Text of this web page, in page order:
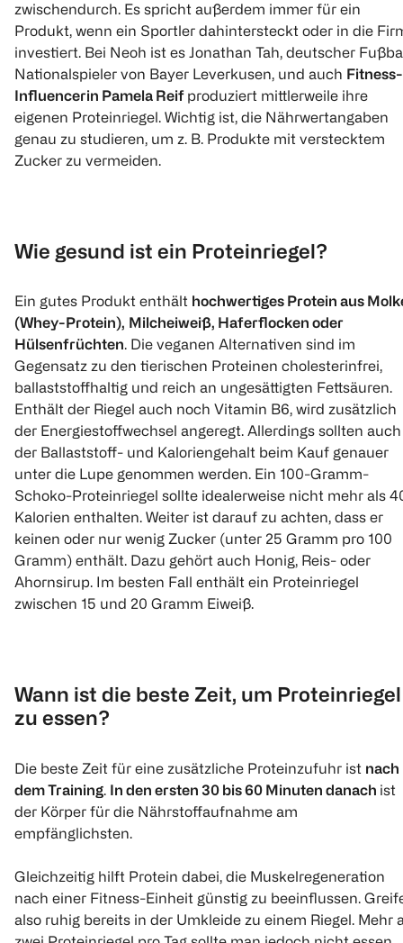
zwischendurch. Es spricht außerdem immer für ein
Produkt, wenn ein Sportler dahintersteckt oder in die
investiert. Bei Neoh ist es Jonathan Tah, deutscher
Nationalspieler von Bayer Leverkusen, und auch Fitness-
Influencerin Pamela Reif produziert mittlerweile ihre
eigenen Proteinriegel. Wichtig ist, die Nährwertangaben
genau zu studieren, um z. B. Produkte mit verstecktem
Zucker zu vermeiden.
Wie gesund ist ein Proteinriegel?
Ein gutes Produkt enthält hochwertiges Protein aus
(Whey-Protein), Milcheiweiß, Haferflocken oder
Hülsenfrüchten. Die veganen Alternativen sind im
Gegensatz zu den tierischen Proteinen cholesterinfrei,
ballaststoffhaltig und reich an ungesättigten Fettsäuren.
Enthält der Riegel auch noch Vitamin B6, wird zusätzlich
der Energiestoffwechsel angeregt. Allerdings sollten auch
der Ballaststoff- und Kaloriengehalt beim Kauf genauer
unter die Lupe genommen werden. Ein 100-Gramm-
Schoko-Proteinriegel sollte idealerweise nicht mehr als
Kalorien enthalten. Weiter ist darauf zu achten, dass er
keinen oder nur wenig Zucker (unter 25 Gramm pro 100
Gramm) enthält. Dazu gehört auch Honig, Reis- oder
Ahornsirup. Im besten Fall enthält ein Proteinriegel
zwischen 15 und 20 Gramm Eiweiß.
Wann ist die beste Zeit, um Proteinriegel
zu essen?
Die beste Zeit für eine zusätzliche Proteinzufuhr ist nach
dem Training In den ersten 30 bis 60 Minuten danach ist
der Körper für die Nährstoffaufnahme am
empfänglichsten.
Gleichzeitig hilft Protein dabei, die Muskelregeneration
nach einer Fitness-Einheit günstig zu beeinflussen.
also ruhig bereits in der Umkleide zu einem Riegel. Mehr